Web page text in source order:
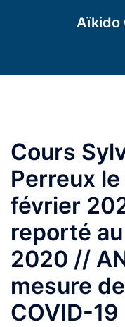
Aïkido
Cours
Perreux
février
reporté
2020 //
mesure
COVID-19